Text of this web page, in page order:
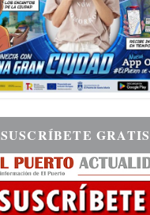
SUSCRÍBETE GRATIS